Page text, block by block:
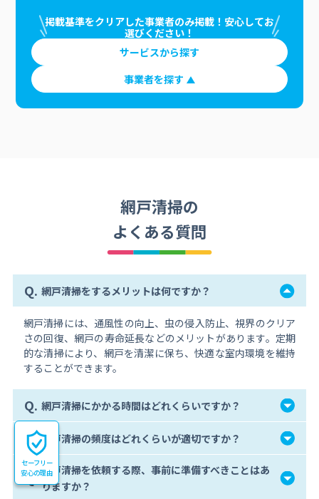
掲載基準をクリアした事業者のみ掲載！安心してお
選びください！
サービスから探す
事業者を探す
網戸清掃の
よくある質問
Q. 網戸清掃をするメリットは何ですか？
網戸清掃には、通風性の向上、虫の侵入防止、視界のクリア
さの回復、網戸の寿命延長などのメリットがあります。定期
的な清掃により、網戸を清潔に保ち、快適な室内環境を維持
することができます。
Q. 網戸清掃にかかる時間はどれくらいですか？
Q. 網戸清掃の頻度はどれくらいが適切ですか？
Q. 網戸清掃を依頼する際、事前に準備すべきことはあ
りますか？
セーフリー
安心の理由